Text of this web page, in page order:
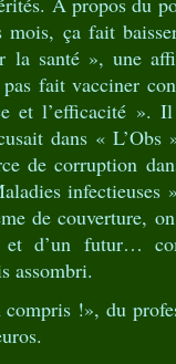
mois, ça fait
la santé », une
fait vacciner
et l’efficacité ».
dans «
de corruption
infectieuses
de couverture,
et d’un futur…
assombri.
!», du